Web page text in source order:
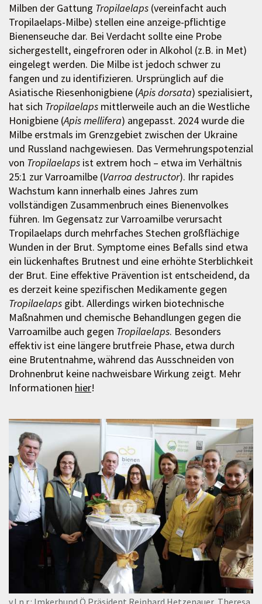
Milben der Gattung Tropilaelaps (vereinfacht auch
Tropilaelaps-Milbe) stellen eine anzeige-pflichtige
Bienenseuche dar. Bei Verdacht sollte eine Probe
sichergestellt, eingefroren oder in Alkohol (z.B. in Met)
eingelegt werden. Die Milbe ist jedoch schwer zu
fangen und zu identifizieren. Ursprünglich auf die
Asiatische Riesenhonigbiene (Apis dorsata) spezialisiert,
hat sich Tropilaelaps mittlerweile auch an die Westliche
Honigbiene (Apis mellifera) angepasst. 2024 wurde die
Milbe erstmals im Grenzgebiet zwischen der Ukraine
und Russland nachgewiesen. Das Vermehrungspotenzial
von Tropilaelaps ist extrem hoch – etwa im Verhältnis
25:1 zur Varroamilbe (Varroa destructor). Ihr rapides
Wachstum kann innerhalb eines Jahres zum
vollständigen Zusammenbruch eines Bienenvolkes
führen. Im Gegensatz zur Varroamilbe verursacht
Tropilaelaps durch mehrfaches Stechen großflächige
Wunden in der Brut. Symptome eines Befalls sind etwa
ein lückenhaftes Brutnest und eine erhöhte Sterblichkeit
der Brut. Eine effektive Prävention ist entscheidend, da
es derzeit keine spezifischen Medikamente gegen
Tropilaelaps gibt. Allerdings wirken biotechnische
Maßnahmen und chemische Behandlungen gegen die
Varroamilbe auch gegen Tropilaelaps. Besonders
effektiv ist eine längere brutfreie Phase, etwa durch
eine Brutentnahme, während das Ausschneiden von
Drohnenbrut keine nachweisbare Wirkung zeigt. Mehr
Informationen hier!
v.l.n.r.: Imkerbund Ö Präsident Reinhard Hetzenauer, Theresa